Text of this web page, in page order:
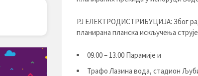
РЈ ЕЛЕКТРОДИСТРИБУЦИЈA: Због
планирана планска искључења
09.00 – 13.00 Парамије и
Трафо Лазина вода, стадион